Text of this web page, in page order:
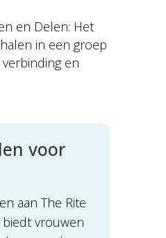
en Delen: Het
in een groep
en
voor
aan The Rite
vrouwen